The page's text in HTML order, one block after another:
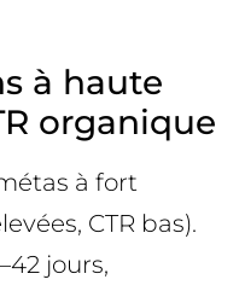
à haute
organique
à fort
CTR bas).
jours,